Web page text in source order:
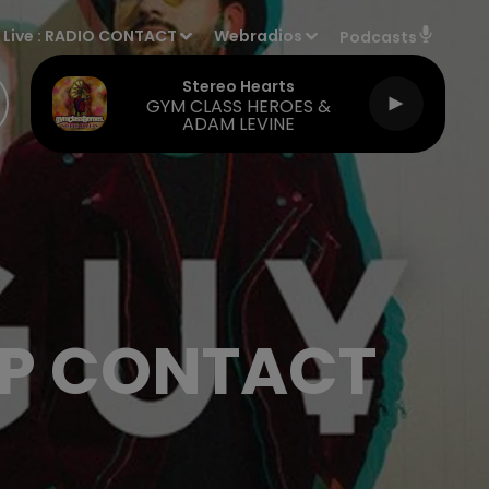
Live : RADIO CONTACT Webradios Podcasts
Stereo Hearts
GYM CLASS HEROES &
ADAM LEVINE
CONTACT